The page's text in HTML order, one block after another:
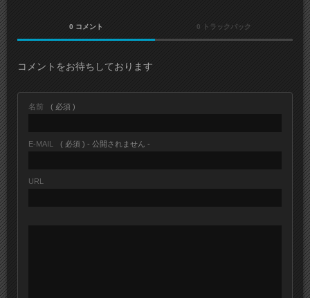
0 コメント 0 トラックバック
コメントをお待ちしております
名前 ( 必須 )
E-MAIL ( 必須 ) - 公開されません -
URL